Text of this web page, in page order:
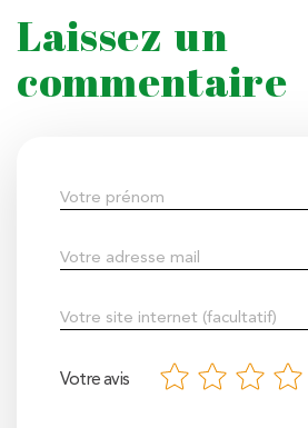
Laissez un
commentaire
Votre avis